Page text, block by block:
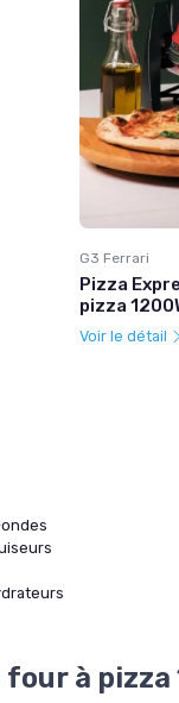
G3 Ferrari
Pizza
pizza
Voir le détail
à pizza